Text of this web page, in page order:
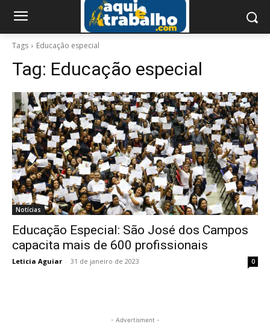
Tags Educação especial
Tag: Educação especial
Notícias
Educação Especial: São José dos Campos
capacita mais de 600 profissionais
Leticia Aguiar - 31 de janeiro de 2023 0
- Advertisment -